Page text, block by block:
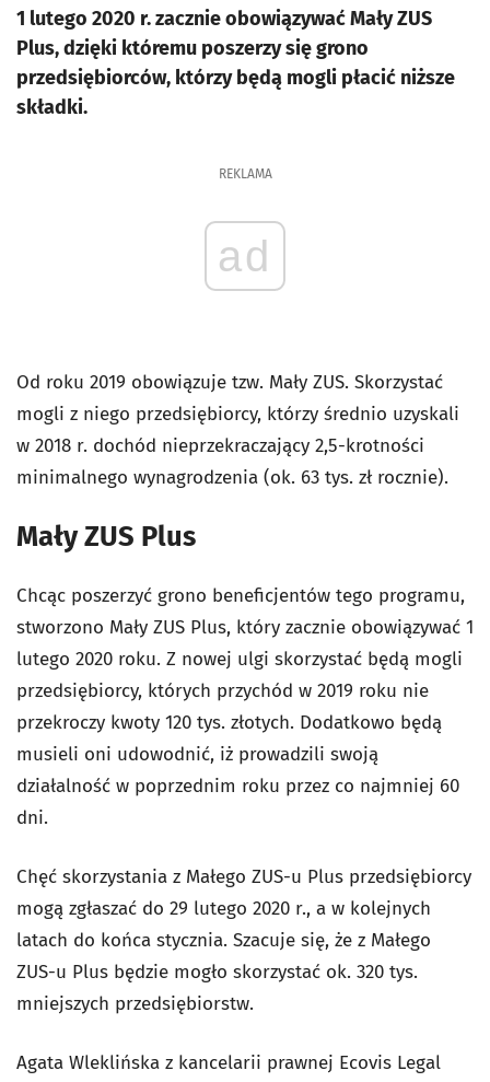
1 lutego 2020 r. zacznie obowiązywać Mały ZUS
Plus, dzięki któremu poszerzy się grono
przedsiębiorców, którzy będą mogli płacić niższe
składki.
REKLAMA
ad
Od roku 2019 obowiązuje tzw. Mały ZUS. Skorzystać
mogli z niego przedsiębiorcy, którzy średnio uzyskali
w 2018 r. dochód nieprzekraczający 2,5-krotności
minimalnego wynagrodzenia (ok. 63 tys. zł rocznie).
Mały ZUS Plus
Chcąc poszerzyć grono beneficjentów tego programu,
stworzono Mały ZUS Plus, który zacznie obowiązywać 1
lutego 2020 roku. Z nowej ulgi skorzystać będą mogli
przedsiębiorcy, których przychód w 2019 roku nie
przekroczy kwoty 120 tys. złotych. Dodatkowo będą
musieli oni udowodnić, iż prowadzili swoją
działalność w poprzednim roku przez co najmniej 60
dni.
Chęć skorzystania z Małego ZUS-u Plus przedsiębiorcy
mogą zgłaszać do 29 lutego 2020 r., a w kolejnych
latach do końca stycznia. Szacuje się, że z Małego
ZUS-u Plus będzie mogło skorzystać ok. 320 tys.
mniejszych przedsiębiorstw.
Agata Wleklińska z kancelarii prawnej Ecovis Legal